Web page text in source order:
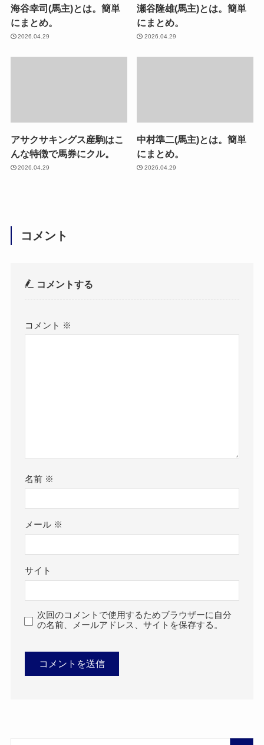
海谷幸司(馬主)とは。簡単
にまとめ。
2026.04.29
瀬谷隆雄(馬主)とは。簡単
にまとめ。
2026.04.29
アサクサキングス産駒はこ
んな特徴で馬券にクル。
2026.04.29
中村準二(馬主)とは。簡単
にまとめ。
2026.04.29
コメント
コメントする
コメント ※
名前 ※
メール ※
サイト
次回のコメントで使用するためブラウザーに自分
の名前、メールアドレス、サイトを保存する。